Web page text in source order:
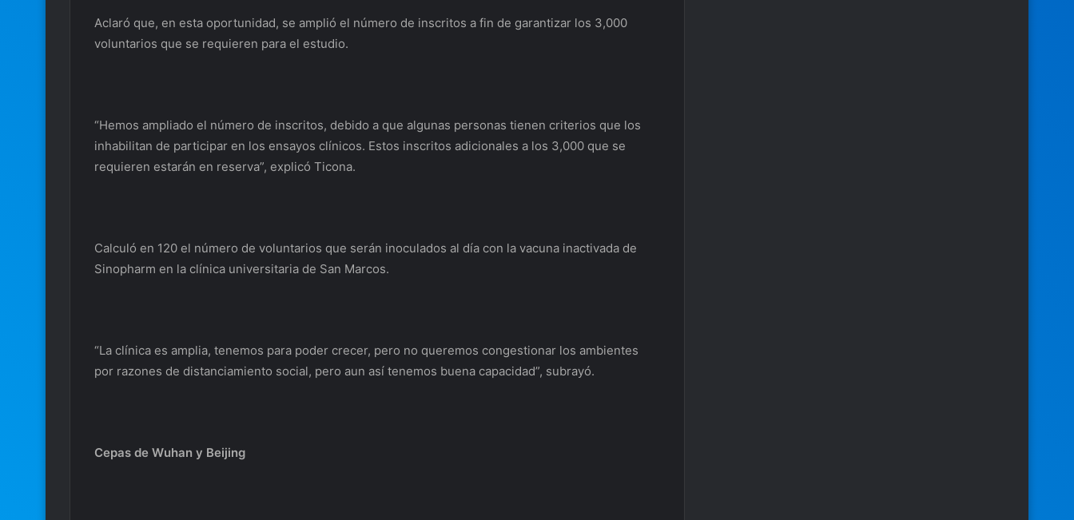
Aclaró que, en esta oportunidad, se amplió el número de inscritos a fin de garantizar los 3,000
voluntarios que se requieren para el estudio.
“Hemos ampliado el número de inscritos, debido a que algunas personas tienen criterios que los
inhabilitan de participar en los ensayos clínicos. Estos inscritos adicionales a los 3,000 que se
requieren estarán en reserva”, explicó Ticona.
Calculó en 120 el número de voluntarios que serán inoculados al día con la vacuna inactivada de
Sinopharm en la clínica universitaria de San Marcos.
“La clínica es amplia, tenemos para poder crecer, pero no queremos congestionar los ambientes
por razones de distanciamiento social, pero aun así tenemos buena capacidad”, subrayó.
Cepas de Wuhan y Beijing